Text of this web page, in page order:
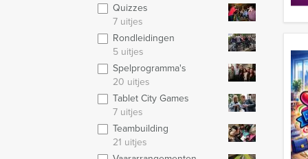
Quizzes
7 uitjes
Rondleidingen
5 uitjes
Spelprogramma's
20 uitjes
Tablet City Games
7 uitjes
Teambuilding
21 uitjes